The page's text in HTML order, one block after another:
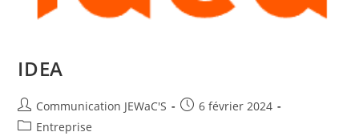
IDEA
Communication JEWaC'S
6 février 2024
Entreprise